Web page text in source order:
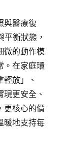
與醫療復
衡狀態，
微的動作模
。在家庭環
放」、
現更安全、
更核心的價
暖地支持每